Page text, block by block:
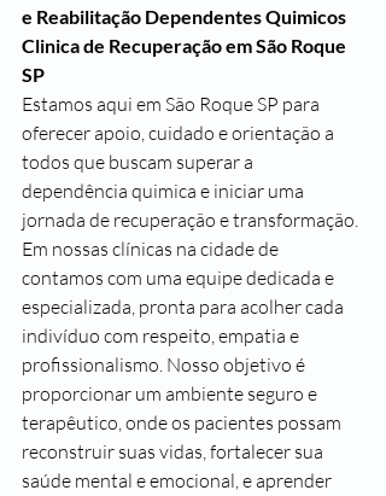
e Reabilitação Dependentes Quimicos
Clinica de Recuperação em São Roque
SP
Estamos aqui em São Roque SP para
oferecer apoio, cuidado e orientação a
todos que buscam superar a
dependência quimica e iniciar uma
jornada de recuperação e transformação.
Em nossas clínicas na cidade de
contamos com uma equipe dedicada e
especializada, pronta para acolher cada
indivíduo com respeito, empatia e
profissionalismo. Nosso objetivo é
proporcionar um ambiente seguro e
terapêutico, onde os pacientes possam
reconstruir suas vidas, fortalecer sua
saúde mental e emocional, e aprender